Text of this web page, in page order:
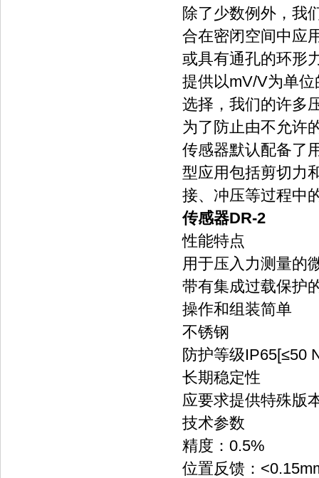
除了少数例外，我
合在密闭空间中应
或具有通孔的环形
提供以mV/V为单
选择，我们的许多
为了防止由不允许
传感器默认配备了
型应用包括剪切力
接、冲压等过程中
传感器DR-2
性能特点
用于压入力测量的
带有集成过载保护
操作和组装简单
不锈钢
防护等级IP65[≤50
长期稳定性
应要求提供特殊版
技术参数
精度：0.5%
位置反馈：